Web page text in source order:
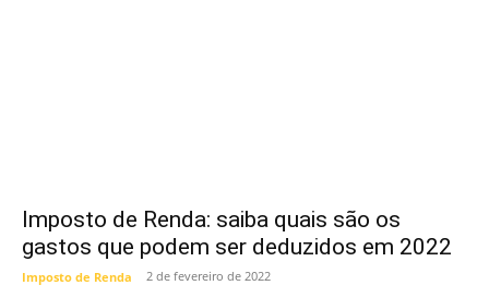
Imposto de Renda: saiba quais são os
gastos que podem ser deduzidos em 2022
Imposto de Renda 2 de fevereiro de 2022